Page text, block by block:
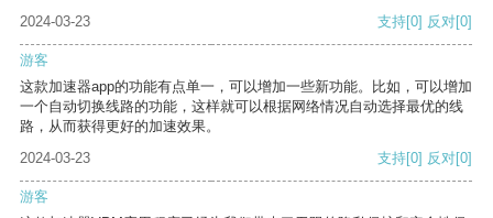
2024-03-23
支持[0] 反对[0]
游客
这款加速器app的功能有点单一，可以增加一些新功能。比如，可以增加
一个自动切换线路的功能，这样就可以根据网络情况自动选择最优的线
路，从而获得更好的加速效果。
2024-03-23
支持[0] 反对[0]
游客